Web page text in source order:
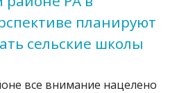
планируют
сельские школы
все внимание нацелено